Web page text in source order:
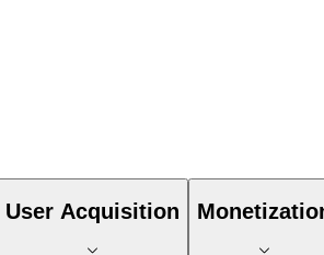
User Acquisition